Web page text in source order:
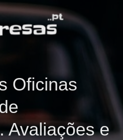
Oficinas
Avaliações e